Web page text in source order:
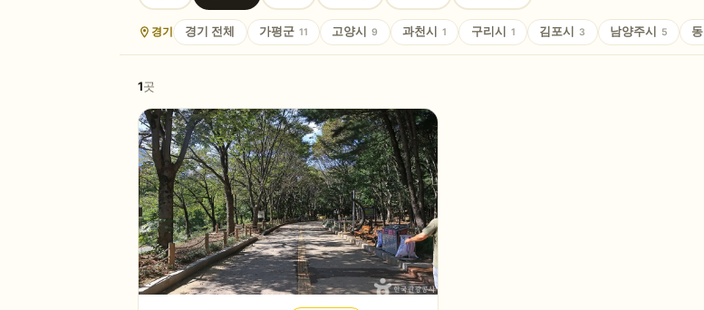
경기 경기 전체 가평군 11 고양시 9 과천시 1 구리시 1 김포시 3 남양주시 5
1곳